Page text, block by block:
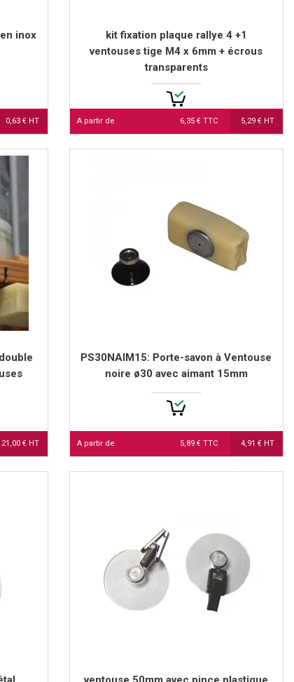
inox
0,63 € HT
kit fixation plaque rallye 4 +1
ventouses tige M4 x 6mm + écrous
transparents
A partir de 6,35 € TTC 5,29 € HT
21,00 € HT
PS30NAIM15: Porte-savon à Ventouse
noire ø30 avec aimant 15mm
A partir de 5,89 € TTC 4,91 € HT